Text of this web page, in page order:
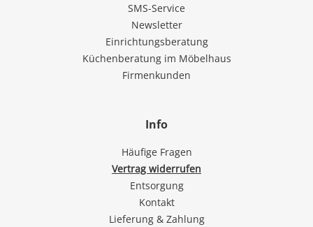
SMS-Service
Newsletter
Einrichtungsberatung
Küchenberatung im Möbelhaus
Firmenkunden
Info
Häufige Fragen
Vertrag widerrufen
Entsorgung
Kontakt
Lieferung & Zahlung